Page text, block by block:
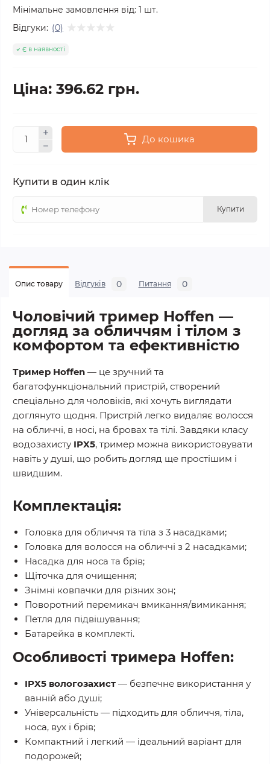
Мінімальне замовлення від: 1 шт.
Відгуки: (0)
Є в наявності
Ціна: 396.62 грн.
До кошика
Купити в один клік
Купити
Опис товару Відгуків 0 Питання 0
Чоловічий тример Hoffen —
догляд за обличчям і тілом з
комфортом та ефективністю
Тример Hoffen — це зручний та
багатофункціональний пристрій, створений
спеціально для чоловіків, які хочуть виглядати
доглянуто щодня. Пристрій легко видаляє волосся
на обличчі, в носі, на бровах та тілі. Завдяки класу
водозахисту IPX5, тример можна використовувати
навіть у душі, що робить догляд ще простішим і
швидшим.
Комплектація:
Головка для обличчя та тіла з 3 насадками;
Головка для волосся на обличчі з 2 насадками;
Насадка для носа та брів;
Щіточка для очищення;
Знімні ковпачки для різних зон;
Поворотний перемикач вмикання/вимикання;
Петля для підвішування;
Батарейка в комплекті.
Особливості тримера Hoffen:
IPX5 вологозахист — безпечне використання у
ванній або душі;
Універсальність — підходить для обличчя, тіла,
носа, вух і брів;
Компактний і легкий — ідеальний варіант для
подорожей;